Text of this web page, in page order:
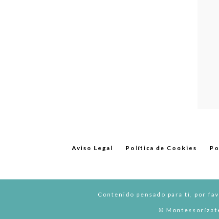
Aviso Legal Política de Cookies
Contenido pensado para tí, por
©